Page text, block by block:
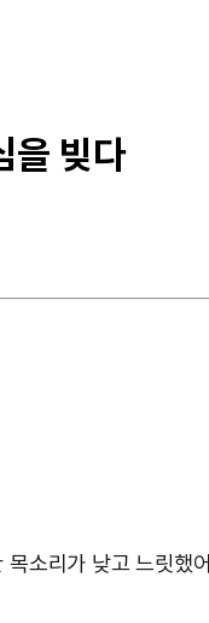
을 빚다
소리가 낮고 느릿